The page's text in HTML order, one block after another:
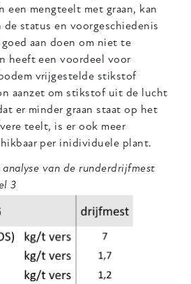
een mengteelt met graan, kan
de status en voorgeschiedenis
aan doen om niet te
heeft een voordeel voor
vrijgestelde stikstof
aanzet om stikstof uit de lucht
er minder graan staat op het
teelt, is er ook meer
per inidividuele plant.
van de runderdrijfmest
3